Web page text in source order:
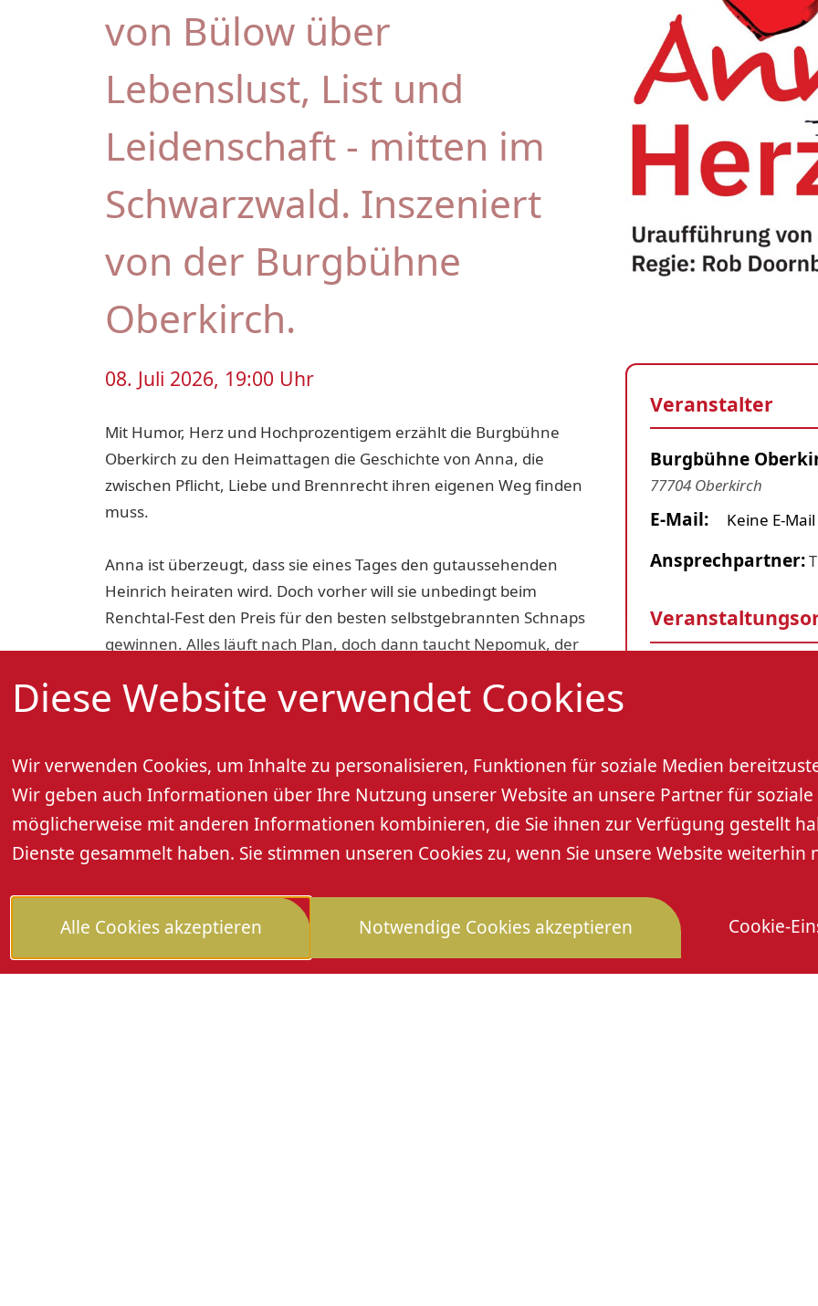
Diese Website verwendet Cookies
Wir verwenden Cookies, um Inhalte zu personalisieren, Funktionen für soziale Medien
Wir geben auch Informationen über Ihre Nutzung unserer Website an unsere Partner für
möglicherweise mit anderen Informationen kombinieren, die Sie ihnen zur Verfügung gestellt
Dienste gesammelt haben. Sie stimmen unseren Cookies zu, wenn Sie unsere Website weiterhin
Alle Cookies akzeptieren Notwendige Cookies akzeptieren Cookie-
von Bülow über
Lebenslust, List und
Leidenschaft - mitten im
Schwarzwald. Inszeniert
von der Burgbühne
Oberkirch.
08. Juli 2026, 19:00 Uhr
Mit Humor, Herz und Hochprozentigem erzählt die Burgbühne
Oberkirch zu den Heimattagen die Geschichte von Anna, die
zwischen Pflicht, Liebe und Brennrecht ihren eigenen Weg finden
muss.
Anna ist überzeugt, dass sie eines Tages den gutaussehenden
Heinrich heiraten wird. Doch vorher will sie unbedingt beim
Renchtal-Fest den Preis für den besten selbstgebrannten Schnaps
gewinnen. Alles läuft nach Plan, doch dann taucht Nepomuk, der
Regie: Rob Dornboos.
Bitte beachten: Die Veranstaltung findet ausschließlich im Freien
Veranstaltung aufgrund zu starkem Regen oder Gewitter abgesagt
oder abgebrochen werden, können die Eintrittskarten an der
jeweiligen Vorverkaufsstelle umgetauscht oder erstattet werden.
Veranstalter
Burgbühne
77704 Oberkirch
E-Mail: Keine E-
Ansprechpartner:
Tel: 07802 82-
E-Mail:
Ansprechpartner: